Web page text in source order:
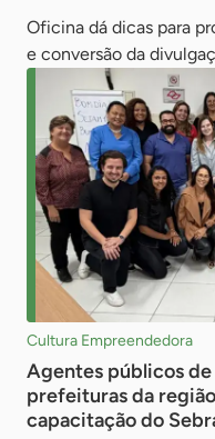
Oficina dá dicas para
e conversão da
Cultura Empreendedora
Agentes públicos
prefeituras da
capacitação do